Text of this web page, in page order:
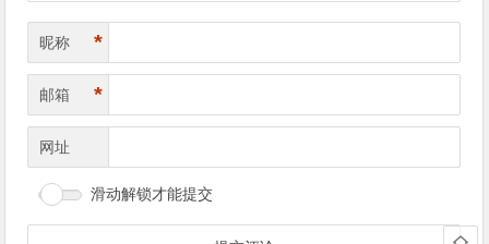
昵称 *
邮箱 *
网址
滑动解锁才能提交